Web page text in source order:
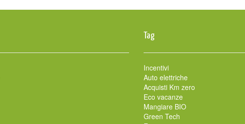
Tag
Incentivi
Auto elettriche
Acquisti Km zero
Eco vacanze
Mangiare BIO
Green Tech